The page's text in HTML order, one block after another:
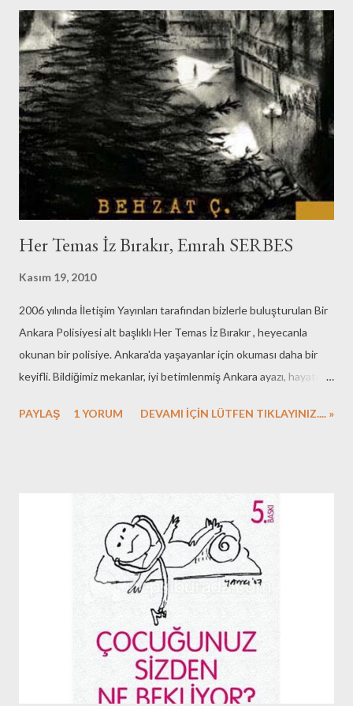
geçirmeleri :) Böylesi bir gün geçirmenin ülke nüfus artış hızını
dizginleyeceği kesin. Böyle yazdığıma bakıp çok bunalmış diyenler
için söyleyeyim. Bunaldığım zamanlar olsa bile bu yaşıma kadar
aldığım kararlar içerisinde en doğrusu çocuk sahibi olmak
diyebilirim. Takvime baktık, önümüzdeki şeker/ramazan bayramına
kadar uzun tatil yok :) Herkese iyi t...
Her Temas İz Bırakır, Emrah SERBES
Kasım 19, 2010
2006 yılında İletişim Yayınları tarafından bizlerle buluşturulan Bir
Ankara Polisiyesi alt başlıklı Her Temas İz Bırakır , heyecanla
okunan bir polisiye. Ankara'da yaşayanlar için okuması daha bir
keyifli. Bildiğimiz mekanlar, iyi betimlenmiş Ankara ayazı, hayatın
yazarlardan Serbes'in bu ilk romanı, yayınlandığı tarihlerde kitap
anlarda okuyabildiysem bile bir kaç günde bitirdim. Romanın akıcı,
heyecanlı, gerçekçi olması gibi özelliklerinin yanına bir de diziye
konu olması eklendi yakın zamanda. Tahmin ettiğiniz gibi Bir
Ankara Polisiyesi Behzat Ç. tam olarak kitaptan diziye aktarılmış
bir karakter. Kitaptaki tarife tıpatıp benzeyen Akbaba, Hayalet,
Eda, Harun ve diğer karakterler ile Star TV'de yeni yayın saati ve
PAYLAŞ 1 YORUM DEVAMI İÇİN LÜTFEN TIKLAYINIZ.... »